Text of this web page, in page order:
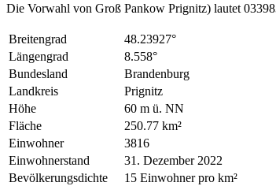
Die Vorwahl von Groß Pankow Prignitz) lautet
Breitengrad
48.23927°
Längengrad
8.558°
Bundesland
Brandenburg
Landkreis
Prignitz
Höhe
60 m ü. NN
Fläche
250.77 km²
Einwohner
3816
Einwohnerstand
31. Dezember 2022
Bevölkerungsdichte
15 Einwohner pro km²